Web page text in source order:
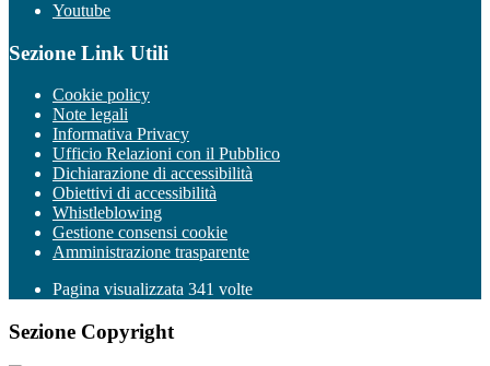
Youtube
Sezione Link Utili
Cookie policy
Note legali
Informativa Privacy
Ufficio Relazioni con il Pubblico
Dichiarazione di accessibilità
Obiettivi di accessibilità
Whistleblowing
Gestione consensi cookie
Amministrazione trasparente
Pagina visualizzata 341 volte
Sezione Copyright